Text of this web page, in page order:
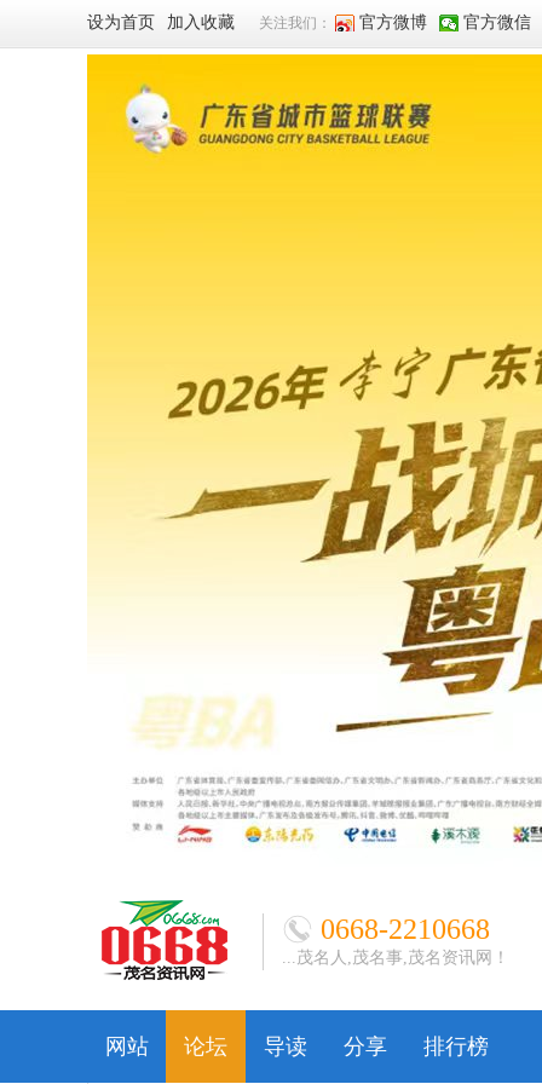
设为首页 加入收藏 关注我们： 官方微博 官方微信
0668-2210668
...茂名人,茂名事,茂名资讯网！
网站 论坛 导读 分享 排行榜